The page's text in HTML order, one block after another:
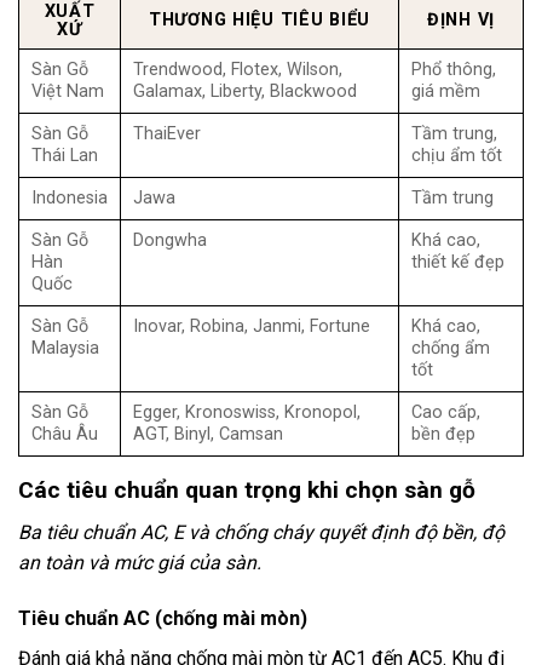
XUẤT
XỨ
THƯƠNG HIỆU TIÊU BIỂU ĐỊNH VỊ
Sàn Gỗ
Việt Nam
Trendwood, Flotex, Wilson,
Galamax, Liberty, Blackwood
Phổ thông,
giá mềm
Sàn Gỗ
Thái Lan
ThaiEver
Tầm trung,
chịu ẩm tốt
Indonesia Jawa Tầm trung
Sàn Gỗ
Hàn
Quốc
Dongwha
Khá cao,
thiết kế đẹp
Sàn Gỗ
Malaysia
Inovar, Robina, Janmi, Fortune
Khá cao,
chống ẩm
tốt
Sàn Gỗ
Châu Âu
Egger, Kronoswiss, Kronopol,
AGT, Binyl, Camsan
Cao cấp,
bền đẹp
Các tiêu chuẩn quan trọng khi chọn sàn gỗ
Ba tiêu chuẩn AC, E và chống cháy quyết định độ bền, độ
an toàn và mức giá của sàn.
Tiêu chuẩn AC (chống mài mòn)
Đánh giá khả năng chống mài mòn từ AC1 đến AC5. Khu đi